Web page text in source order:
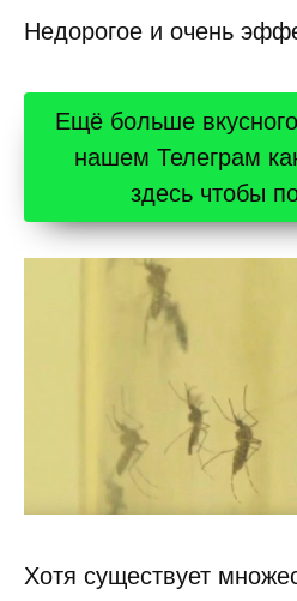
Недорогое и очень
Ещё больше
нашем Телеграм
здесь чтобы
Хотя существует